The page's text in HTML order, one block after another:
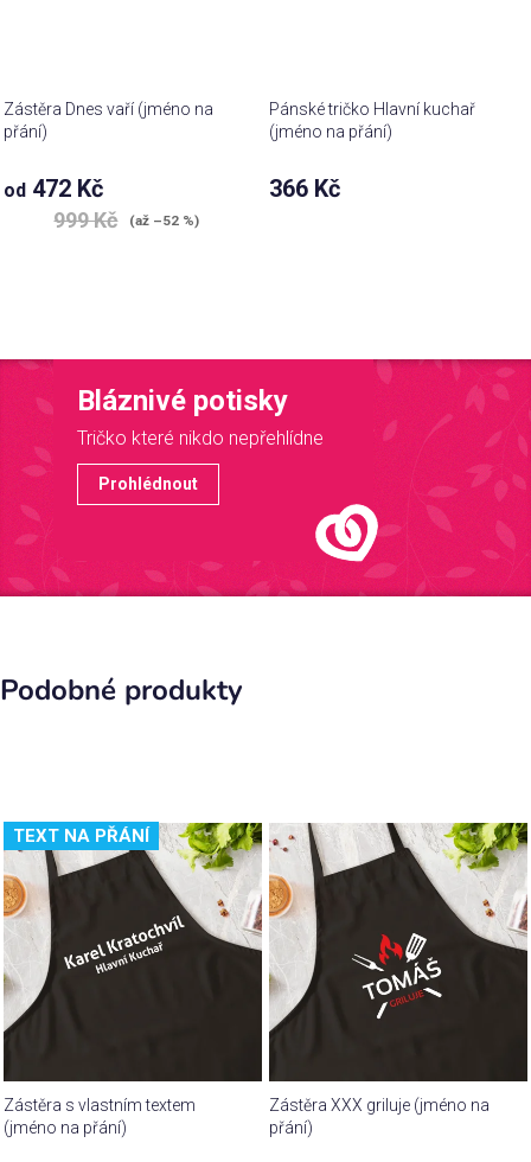
Zástěra Dnes vaří (jméno na
přání)
od 472 Kč
999 Kč (až –52 %)
Pánské tričko Hlavní kuchař
(jméno na přání)
366 Kč
Bláznivé potisky
Tričko které nikdo nepřehlídne
Prohlédnout
Podobné produkty
TEXT NA PŘÁNÍ
Zástěra s vlastním textem
(jméno na přání)
Zástěra XXX griluje (jméno na
přání)